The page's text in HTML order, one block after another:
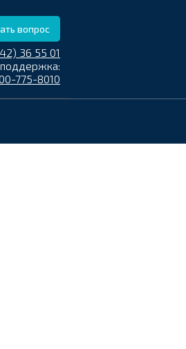
вопрос
36 55 01
поддержка:
775-8010